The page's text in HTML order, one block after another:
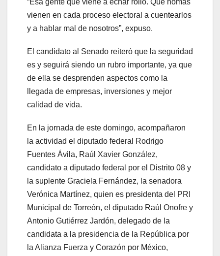
“Esa gente que viene a echar rollo. Que nomás
vienen en cada proceso electoral a cuentearlos
y a hablar mal de nosotros”, expuso.
El candidato al Senado reiteró que la seguridad
es y seguirá siendo un rubro importante, ya que
de ella se desprenden aspectos como la
llegada de empresas, inversiones y mejor
calidad de vida.
En la jornada de este domingo, acompañaron
la actividad el diputado federal Rodrigo
Fuentes Ávila, Raúl Xavier González,
candidato a diputado federal por el Distrito 08 y
la suplente Graciela Fernández, la senadora
Verónica Martínez, quien es presidenta del PRI
Municipal de Torreón, el diputado Raúl Onofre y
Antonio Gutiérrez Jardón, delegado de la
candidata a la presidencia de la República por
la Alianza Fuerza y Corazón por México,